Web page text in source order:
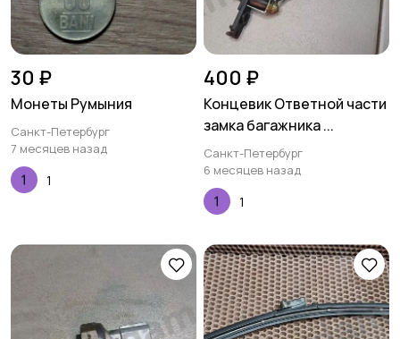
30 ₽
Монеты Румыния
Санкт-Петербург
7 месяцев назад
1
400 ₽
Концевик Ответной части
замка багажника ...
Санкт-Петербург
6 месяцев назад
1